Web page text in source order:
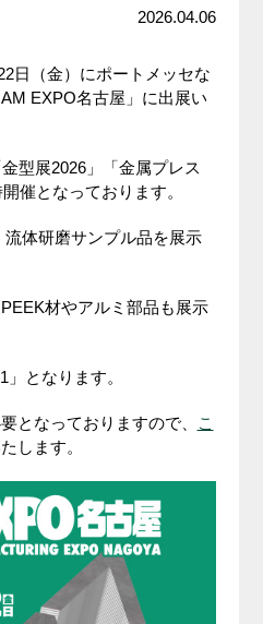
2026.04.06
日（金）にポートメッセな
EXPO名古屋」に出展い
型展2026」「金属プレス
催となっております。
体研磨サンプル品を展示
材やアルミ部品も展示
となります。
となっておりますので、
こ
します。